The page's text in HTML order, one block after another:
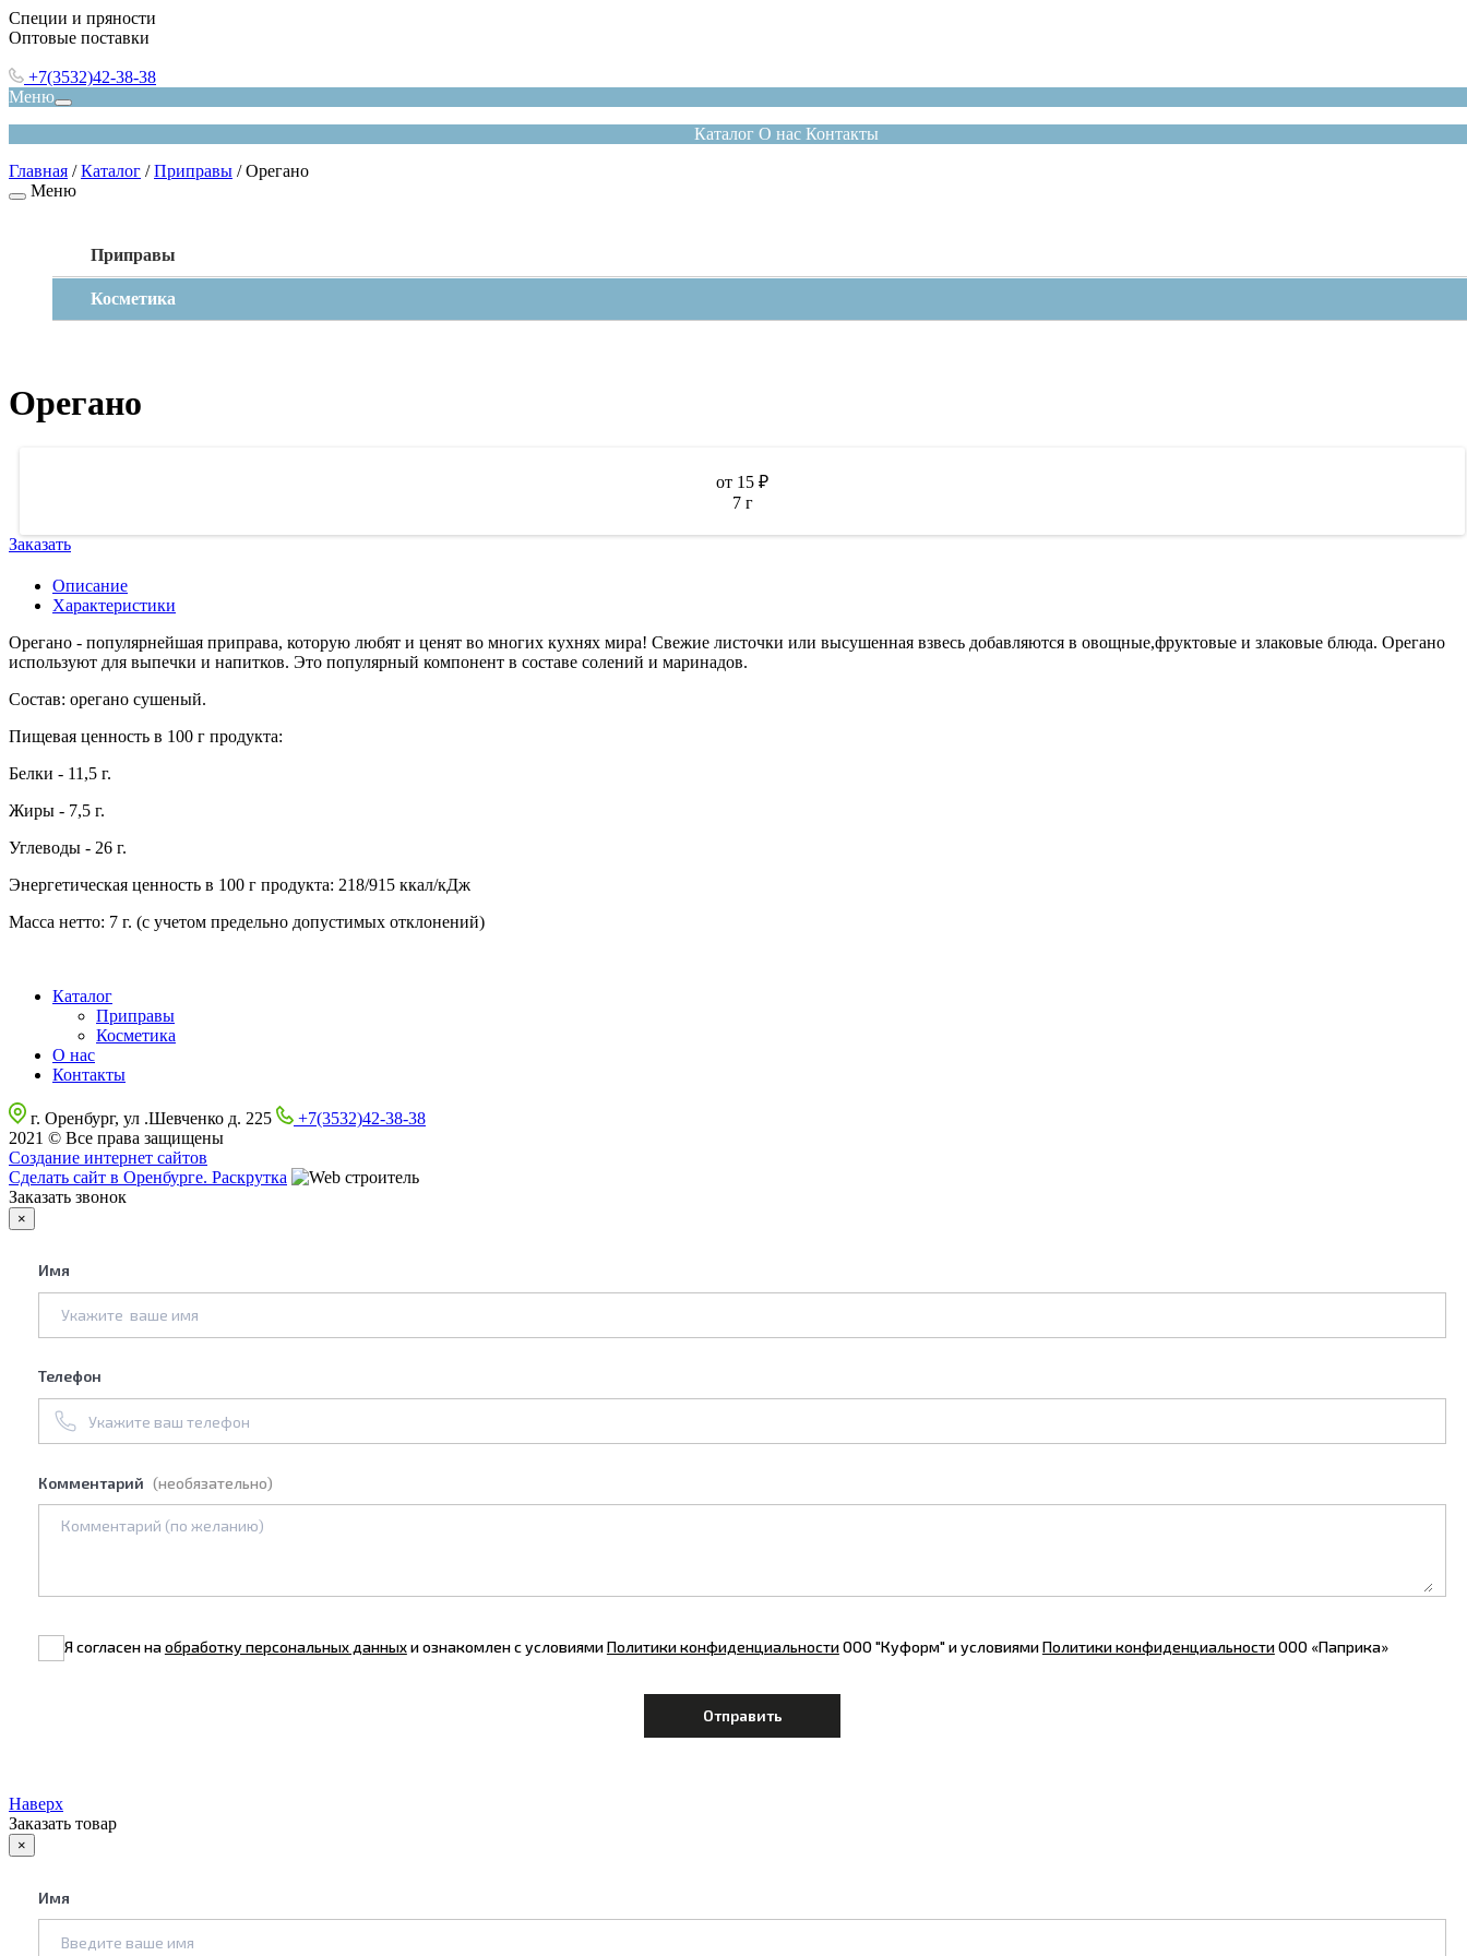
Специи и пряности
Оптовые поставки
+7(3532)42-38-38
Меню
Каталог О нас Контакты
Главная /Каталог /Приправы /Орегано
Меню
Приправы
Косметика
Орегано
от 15 ₽
7 г
Заказать
Описание
Характеристики
Орегано - популярнейшая приправа, которую любят и ценят во многих кухнях мира! Свежие листочки или высушенная взвесь добавляются в овощные,фруктовые и злаковые блюда. Орегано
используют для выпечки и напитков. Это популярный компонент в составе солений и маринадов.
Состав: орегано сушеный.
Пищевая ценность в 100 г продукта:
Белки - 11,5 г.
Жиры - 7,5 г.
Углеводы - 26 г.
Энергетическая ценность в 100 г продукта: 218/915 ккал/кДж
Масса нетто: 7 г. (с учетом предельно допустимых отклонений)
Каталог
Приправы
Косметика
О нас
Контакты
г. Оренбург, ул .Шевченко д. 225
+7(3532)42-38-38
2021 © Все права защищены
Создание интернет сайтов
Сделать сайт в Оренбурге. Раскрутка
Заказать звонок
×
Имя
Телефон
Комментарий (необязательно)
Я согласен наобработку персональных данныхи ознакомлен с условиямиПолитики конфиденциальностиООО "Куформ" и условиямиПолитики конфиденциальностиООО «Паприка»
Наверх
Заказать товар
×
Имя